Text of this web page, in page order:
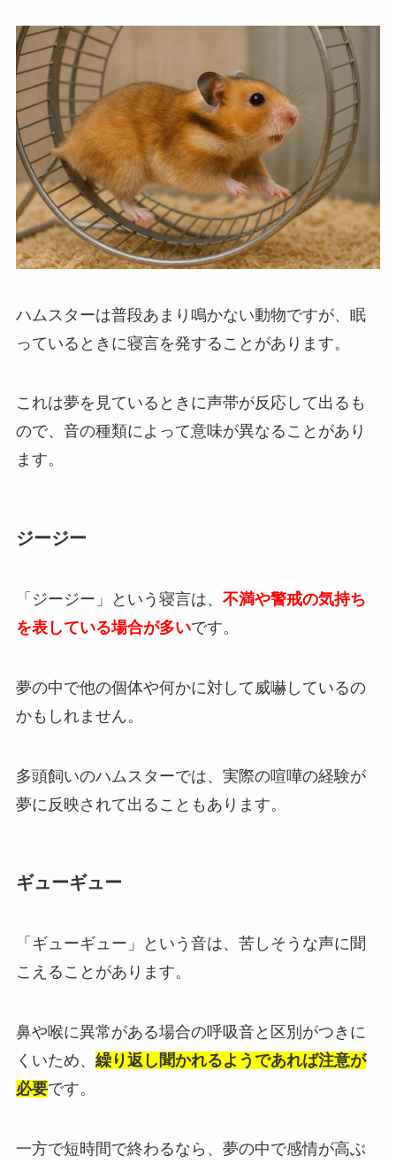
ハムスターは普段あまり鳴かない動物ですが、眠
っているときに寝言を発することがあります。
これは夢を見ているときに声帯が反応して出るも
ので、音の種類によって意味が異なることがあり
ます。
ジージー
「ジージー」という寝言は、 不満や警戒の気持ち
を表している場合が多いです。
夢の中で他の個体や何かに対して威嚇しているの
かもしれません。
多頭飼いのハムスターでは、実際の喧嘩の経験が
夢に反映されて出ることもあります。
ギューギュー
「ギューギュー」という音は、苦しそうな声に聞
こえることがあります。
鼻や喉に異常がある場合の呼吸音と区別がつきに
くいため、 繰り返し聞かれるようであれば注意が
必要です。
一方で短時間で終わるなら、夢の中で感情が高ぶ